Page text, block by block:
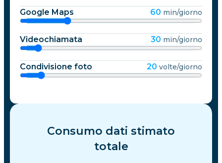
Google Maps 60 min/giorno
Videochiamata 30 min/giorno
Condivisione foto 20 volte/giorno
Consumo dati stimato
totale